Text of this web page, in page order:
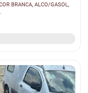
ALCO/GASOL,